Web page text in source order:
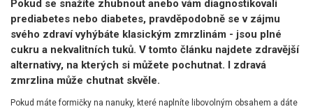
Pokud se snažíte zhubnout anebo vám diagnostikovali
prediabetes nebo diabetes, pravděpodobně se v zájmu
svého zdraví vyhýbáte klasickým zmrzlinám - jsou plné
cukru a nekvalitních tuků. V tomto článku najdete zdravější
alternativy, na kterých si můžete pochutnat. I zdravá
zmrzlina může chutnat skvěle.
Pokud máte formičky na nanuky, které naplníte libovolným obsahem a dáte